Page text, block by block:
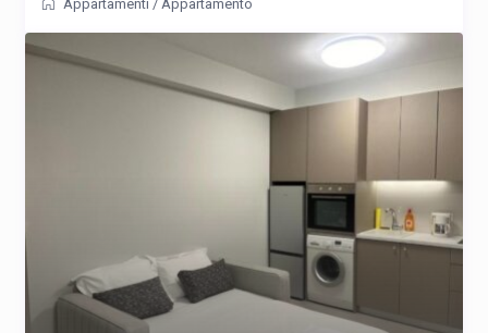
Appartamenti / Appartamento